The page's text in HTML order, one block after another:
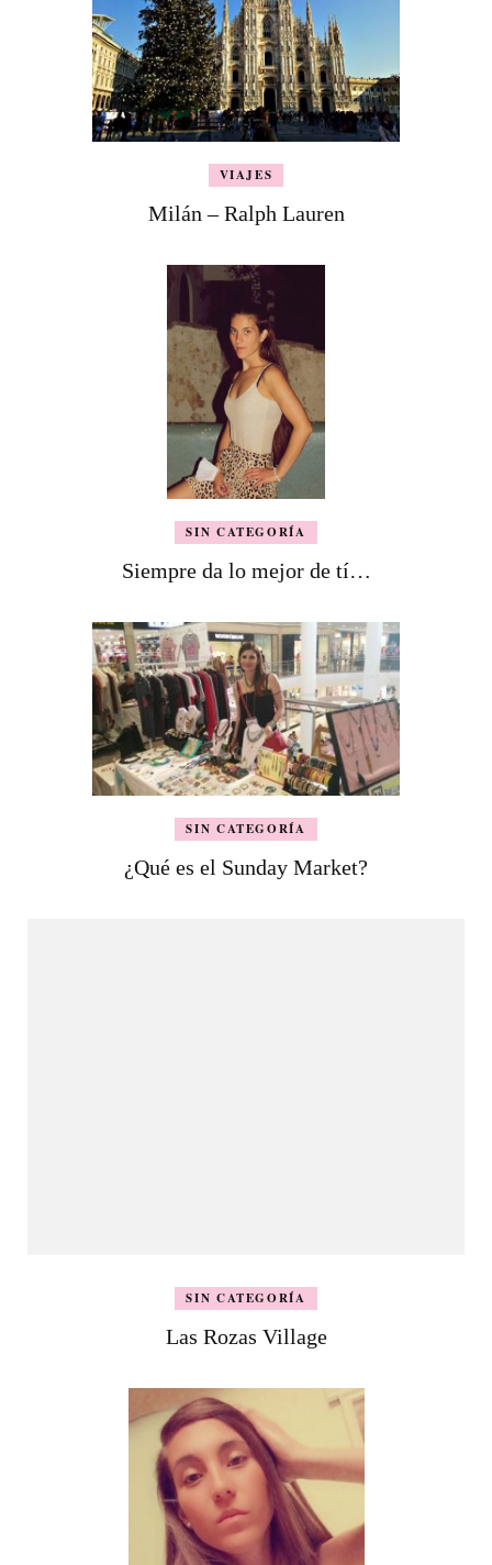
VIAJES
Milán – Ralph Lauren
SIN CATEGORÍA
Siempre da lo mejor de tí…
SIN CATEGORÍA
¿Qué es el Sunday Market?
SIN CATEGORÍA
Las Rozas Village